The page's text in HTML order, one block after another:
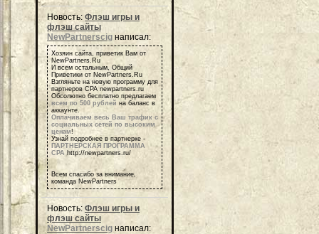
Новость: Флэш игры и
флэш сайты
NewPartnerscig написал:
Хозяин сайта, приветик Вам от
NewPartners.Ru
И всем остальным, Общий
Приветики от NewPartners.Ru
Взгляньте на новую программу для
партнеров СРА newpartners.ru
Обсолютно бесплатно предлагаем
всем по 500 рублей на баланс в
аккаунте.
Оплачиваем весь Ваш трафик с
социальных сетей по высоким
ценам!
Узнай подробнее в партнерке -
ПАРТНЕРСКАЯ ПРОГРАММА
СРА http://newpartners.ru/
Всем спасибо за внимание,
команда NewPartners
Новость: Флэш игры и
флэш сайты
NewPartnerscig написал: